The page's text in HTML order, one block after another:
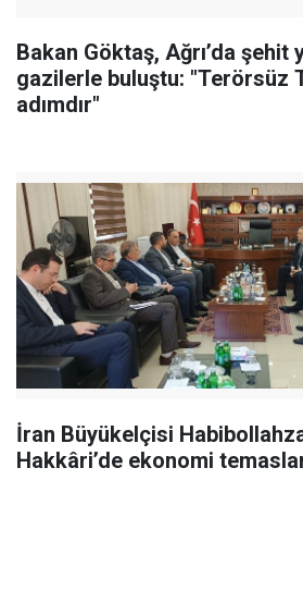
Bakan Göktaş, Ağrı’da şehit
gazilerle buluştu: "Terörsüz
adımdır"
İran Büyükelçisi
Hakkâri’de ekonomi